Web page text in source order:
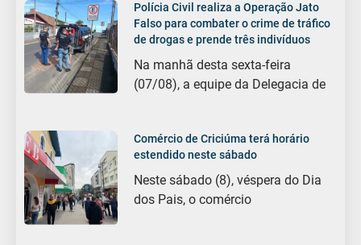
Polícia Civil realiza a Operação Jato
Falso para combater o crime de tráfico
de drogas e prende três indivíduos
Na manhã desta sexta-feira
(07/08), a equipe da Delegacia de
Comércio de Criciúma terá horário
estendido neste sábado
Neste sábado (8), véspera do Dia
dos Pais, o comércio